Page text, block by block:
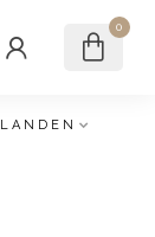
0
LANDEN